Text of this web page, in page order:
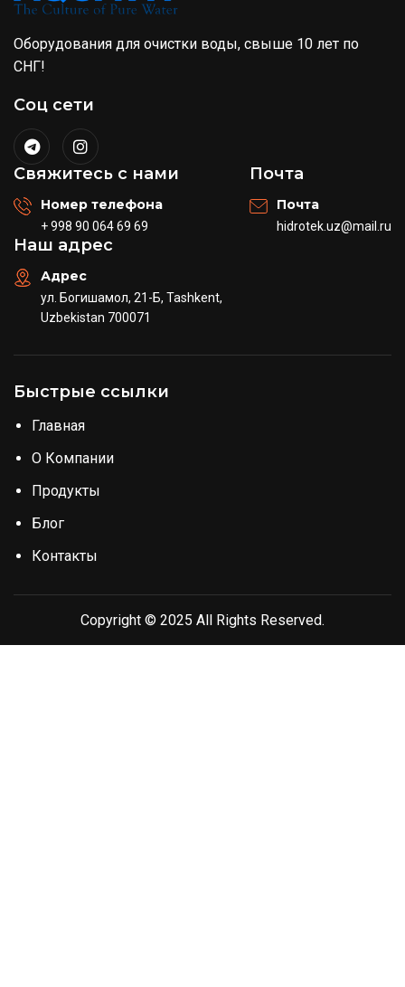
Оборудования для очистки воды, свыше 10 лет по
СНГ!
Соц сети
Свяжитесь с нами
Номер телефона
+ 998 90 064 69 69
Почта
Почта
hidrotek.uz@mail.ru
Наш адрес
Адрес
ул. Богишамол, 21-Б, Tashkent,
Uzbekistan 700071
Быстрые ссылки
Главная
О Компании
Продукты
Блог
Контакты
Copyright © 2025 All Rights Reserved.